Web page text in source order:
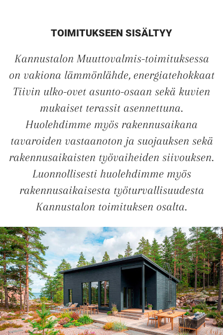
TOIMITUKSEEN SISÄLTYY
Kannustalon Muuttovalmis-toimituksessa
on vakiona lämmönlähde, energiatehokkaat
Tiivin ulko-ovet asunto-osaan sekä kuvien
mukaiset terassit asennettuna.
Huolehdimme myös rakennusaikana
tavaroiden vastaanoton ja suojauksen sekä
rakennusaikaisten työvaiheiden siivouksen.
Luonnollisesti huolehdimme myös
rakennusaikaisesta työturvallisuudesta
Kannustalon toimituksen osalta.
UUSI
UNELMISTA
KODIKSI-
TALOKIRJA ON
JULKAISTU
Upea yli 200-sivuinen talokirja!